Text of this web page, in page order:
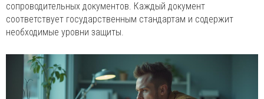
сопроводительных документов. Каждый документ
соответствует государственным стандартам и содержит
необходимые уровни защиты.